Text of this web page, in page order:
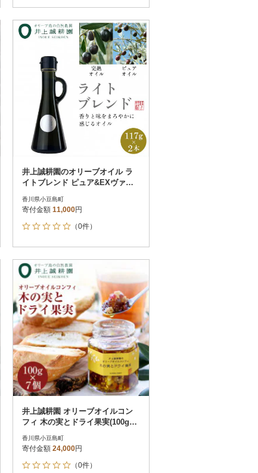
井上誠耕園のオリーブオイル ラ
イトブレンド ピュア&EXヴァー
香川県小豆島町
寄付金額 11,000円
（0件）
井上誠耕園 オリーブオイルコン
フィ 木の実とドライ果実(100g×7
香川県小豆島町
寄付金額 24,000円
（0件）